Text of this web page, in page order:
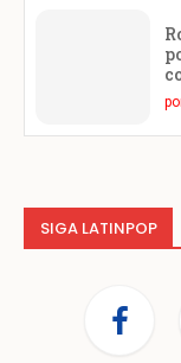
SIGA LATINPOP